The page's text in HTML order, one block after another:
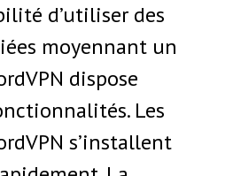
d’utiliser des
moyennant un
dispose
Les
s’installent